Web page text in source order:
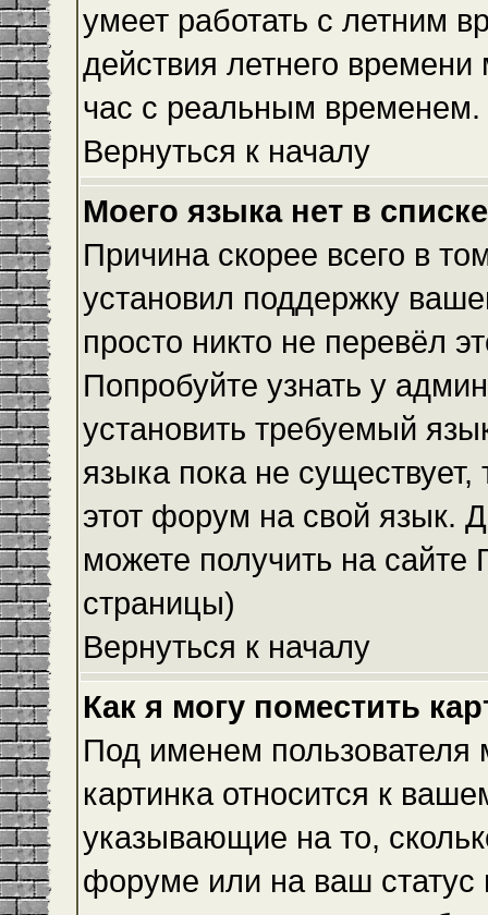
умеет работать с летним
действия летнего
час с реальным временем.
Вернуться к началу
Моего языка нет в
Причина скорее всего в
установил поддержку
просто никто не перевёл
Попробуйте узнать у
установить требуемый
языка пока не
этот форум на свой язык.
можете получить на сайте
страницы)
Вернуться к началу
Как я могу поместить
Под именем пользователя
картинка относится к
указывающие на то,
форуме или на ваш